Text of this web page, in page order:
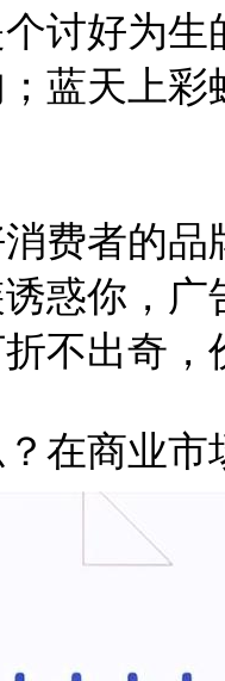
讨好为
蓝天上
费者的
惑你，
不出奇，
在商业